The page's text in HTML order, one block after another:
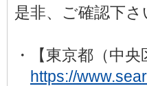
是非、ご確認下さ
・【東京都（中
https://